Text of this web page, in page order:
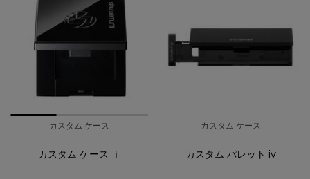
カスタム ケース
カスタム ケース ⅰ
カスタム ケース
カスタム パレット iv